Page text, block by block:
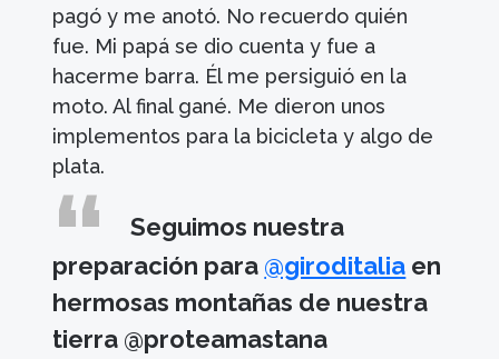
pagó y me anotó. No recuerdo quién
fue. Mi papá se dio cuenta y fue a
hacerme barra. Él me persiguió en la
moto. Al final gané. Me dieron unos
implementos para la bicicleta y algo de
plata.
Seguimos nuestra
preparación para @giroditalia en
hermosas montañas de nuestra
tierra @proteamastana